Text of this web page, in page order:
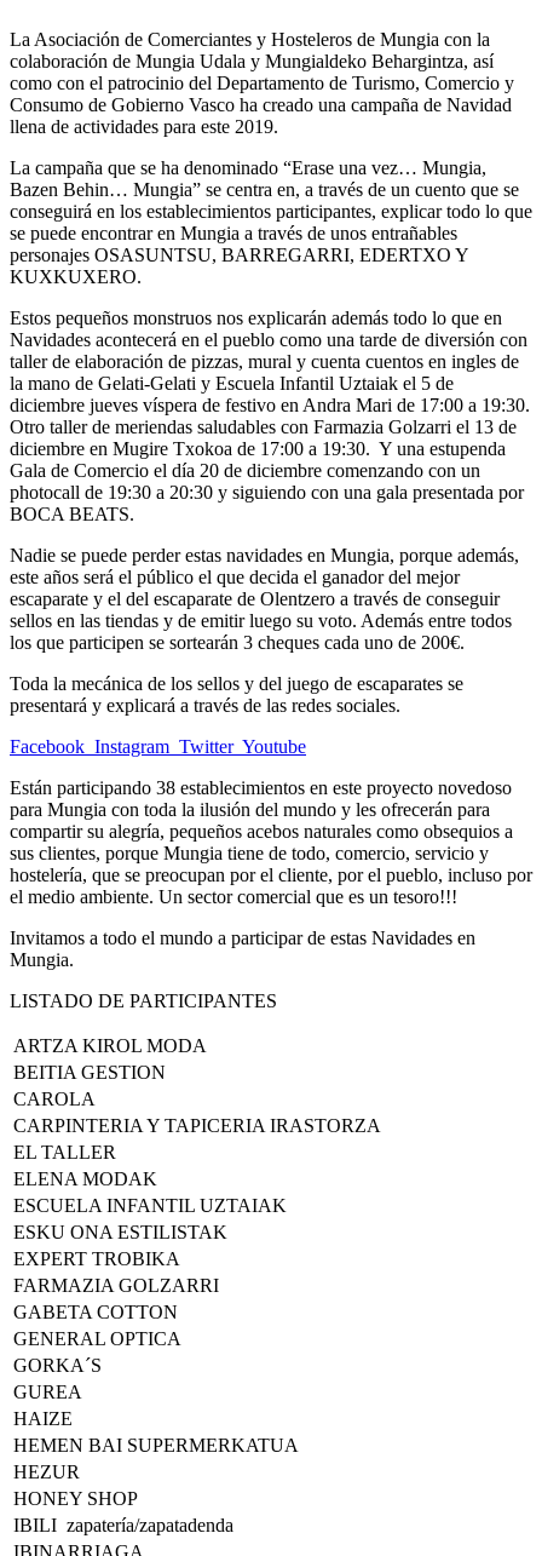
La Asociación de Comerciantes y Hosteleros de Mungia con la
colaboración de Mungia Udala y Mungialdeko Behargintza, así
como con el patrocinio del Departamento de Turismo, Comercio y
Consumo de Gobierno Vasco ha creado una campaña de Navidad
llena de actividades para este 2019.
La campaña que se ha denominado “Erase una vez… Mungia,
Bazen Behin… Mungia” se centra en, a través de un cuento que se
conseguirá en los establecimientos participantes, explicar todo lo que
se puede encontrar en Mungia a través de unos entrañables
personajes OSASUNTSU, BARREGARRI, EDERTXO Y
KUXKUXERO.
Estos pequeños monstruos nos explicarán además todo lo que en
Navidades acontecerá en el pueblo como una tarde de diversión con
taller de elaboración de pizzas, mural y cuenta cuentos en ingles de
la mano de Gelati-Gelati y Escuela Infantil Uztaiak el 5 de
diciembre jueves víspera de festivo en Andra Mari de 17:00 a 19:30.
Otro taller de meriendas saludables con Farmazia Golzarri el 13 de
diciembre en Mugire Txokoa de 17:00 a 19:30. Y una estupenda
Gala de Comercio el día 20 de diciembre comenzando con un
photocall de 19:30 a 20:30 y siguiendo con una gala presentada por
BOCA BEATS.
Nadie se puede perder estas navidades en Mungia, porque además,
este años será el público el que decida el ganador del mejor
escaparate y el del escaparate de Olentzero a través de conseguir
sellos en las tiendas y de emitir luego su voto. Además entre todos
los que participen se sortearán 3 cheques cada uno de 200€.
Toda la mecánica de los sellos y del juego de escaparates se
presentará y explicará a través de las redes sociales.
Facebook Instagram Twitter Youtube
Están participando 38 establecimientos en este proyecto novedoso
para Mungia con toda la ilusión del mundo y les ofrecerán para
compartir su alegría, pequeños acebos naturales como obsequios a
sus clientes, porque Mungia tiene de todo, comercio, servicio y
hostelería, que se preocupan por el cliente, por el pueblo, incluso por
el medio ambiente. Un sector comercial que es un tesoro!!!
Invitamos a todo el mundo a participar de estas Navidades en
Mungia.
LISTADO DE PARTICIPANTES
ARTZA KIROL MODA
BEITIA GESTION
CAROLA
CARPINTERIA Y TAPICERIA IRASTORZA
EL TALLER
ELENA MODAK
ESCUELA INFANTIL UZTAIAK
ESKU ONA ESTILISTAK
EXPERT TROBIKA
FARMAZIA GOLZARRI
GABETA COTTON
GENERAL OPTICA
GORKA´S
GUREA
HAIZE
HEMEN BAI SUPERMERKATUA
HEZUR
HONEY SHOP
IBILI zapatería/zapatadenda